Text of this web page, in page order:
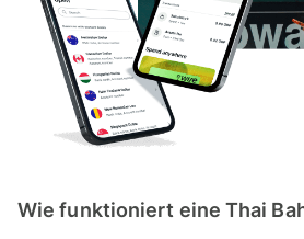
Wie funktioniert eine Thai